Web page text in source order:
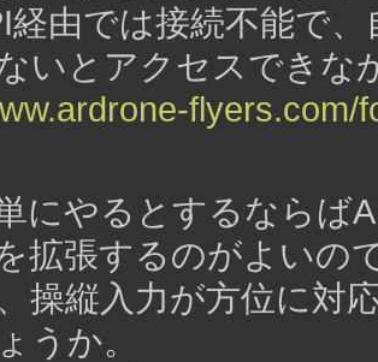
経由では接続不能で
いとアクセスできな
にやるとするならば
拡張するのがよいの
操縦入力が方位に対
うか。